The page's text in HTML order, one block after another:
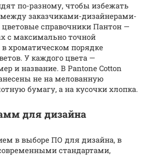
по-разному, чтобы избежать
заказчиками-дизайнерами-
справочники Пантон —
с максимально точной
в хроматическом порядке
У каждого цвета —
и название. В Pantone Cotton
не на мелованную
бумагу, а на кусочки хлопка.
для дизайна
в выборе ПО для дизайна, в
стандартами,